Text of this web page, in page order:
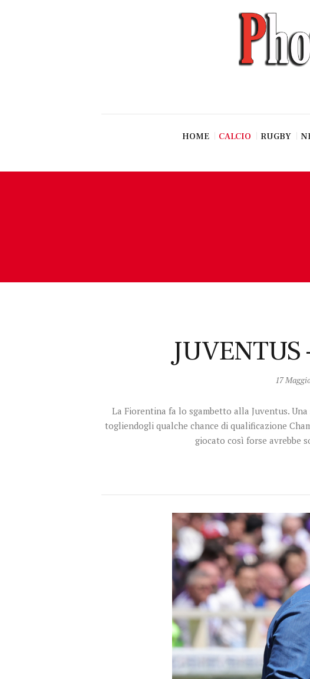
HOME CALCIO RUGBY
JUVENTUS
17
La Fiorentina fa lo sgambetto alla Juventus.
togliendogli qualche chance di qualificazione
giocato così forse avrebbe